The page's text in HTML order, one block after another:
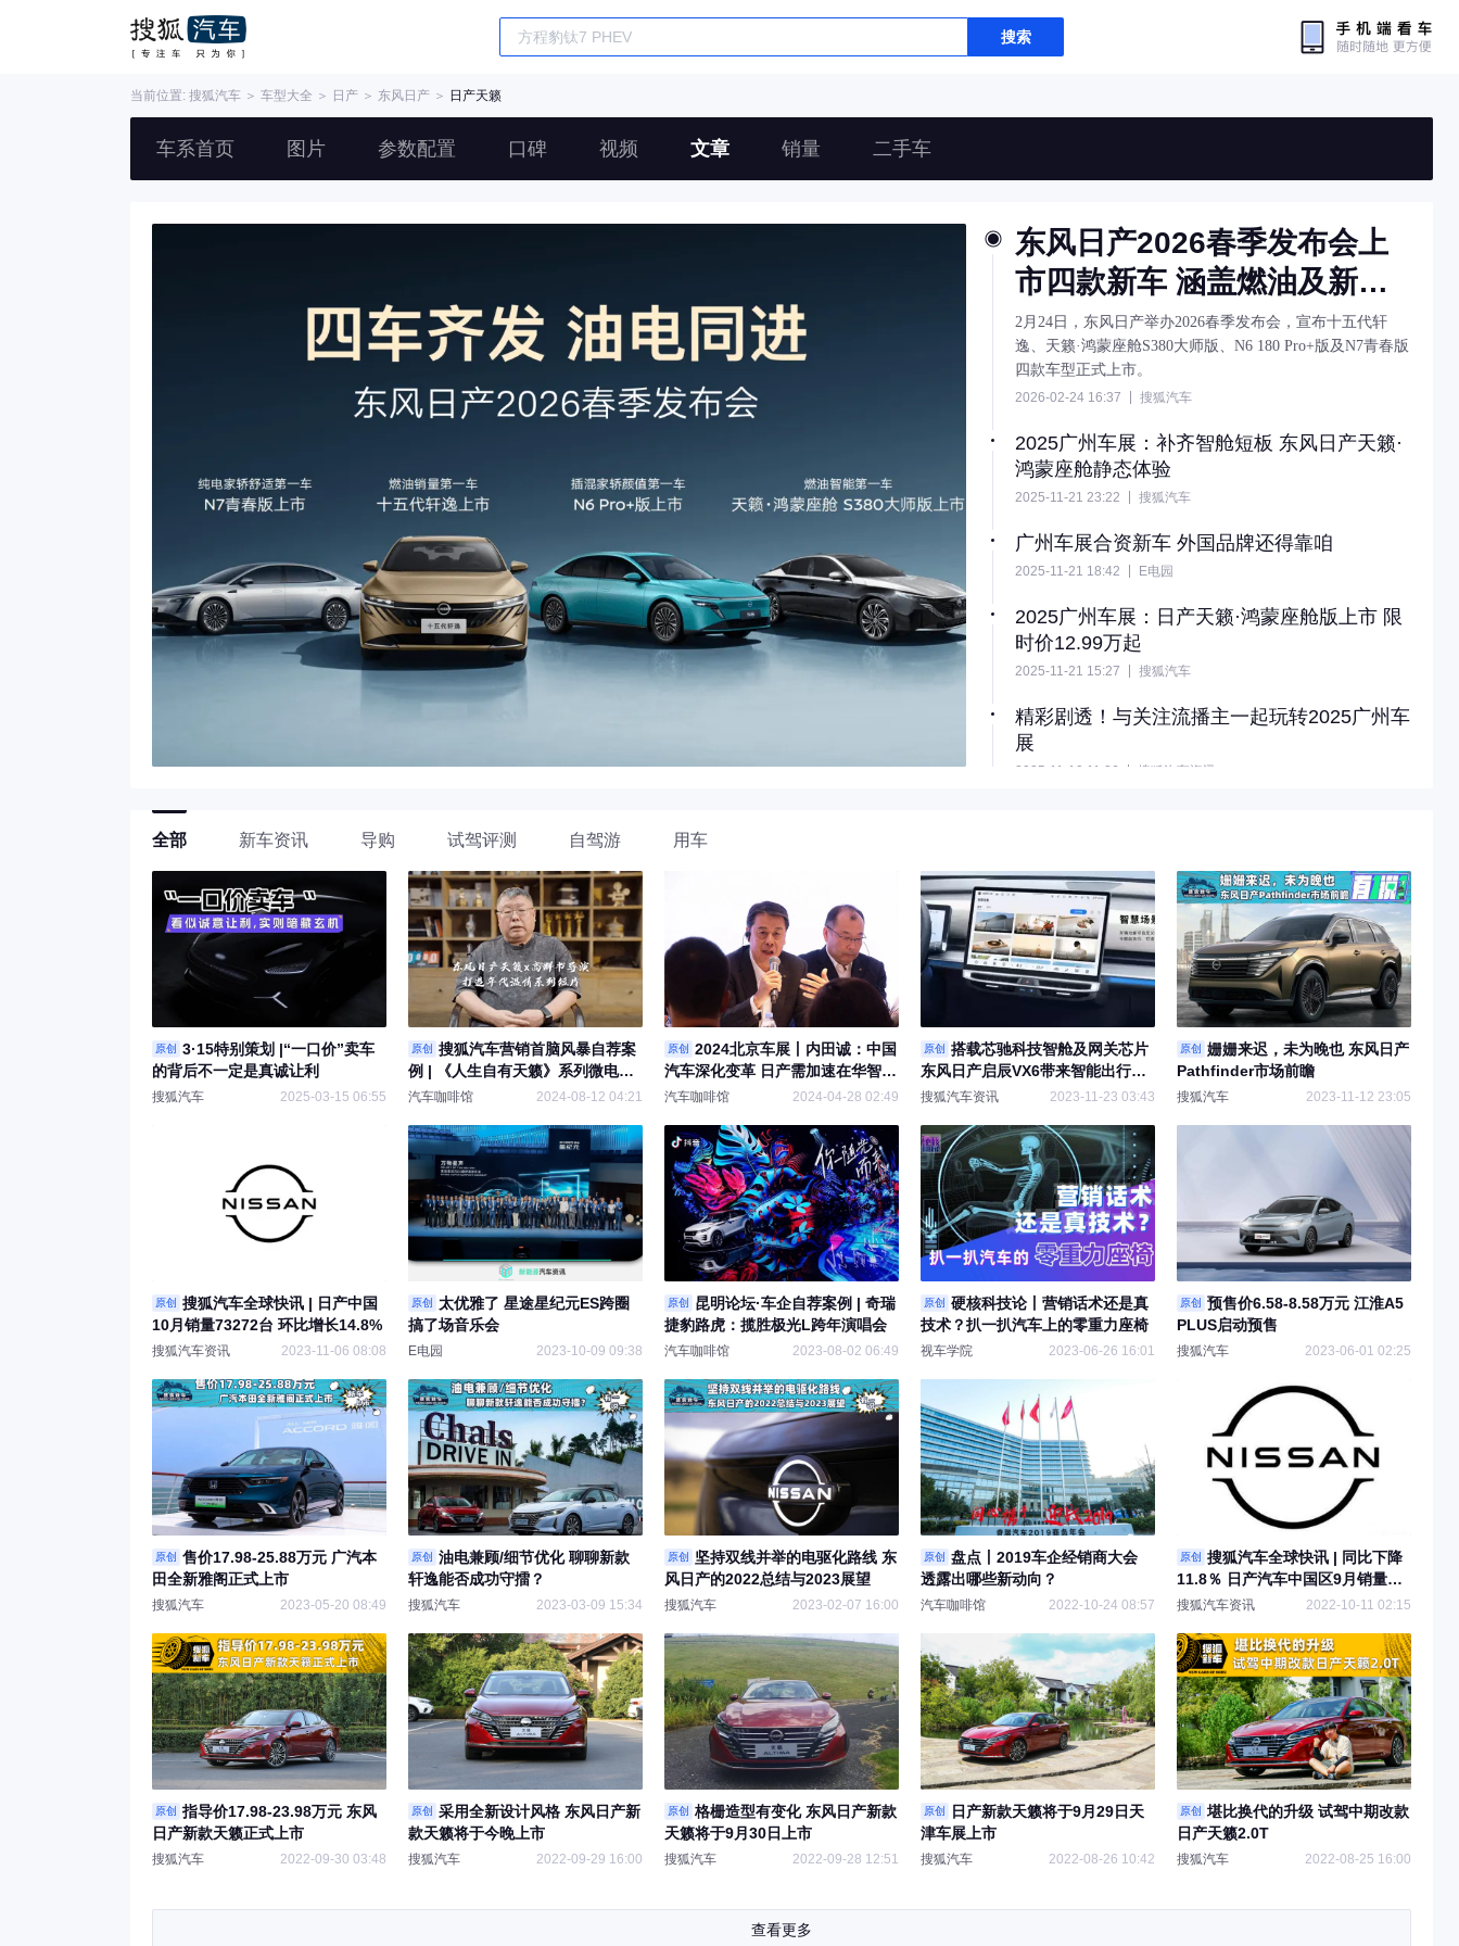
搜索
当前位置: 搜狐汽车 ＞ 车型大全 ＞ 日产 ＞ 东风日产 ＞ 日产天籁
车系首页 图片 参数配置 口碑 视频 文章 销量 二手车
东风日产2026春季发布会上
市四款新车 涵盖燃油及新能
源车型
2月24日，东风日产举办2026春季发布会，宣布十五代轩
逸、天籁·鸿蒙座舱S380大师版、N6 180 Pro+版及N7青春版
四款车型正式上市。
2026-02-24 16:37 搜狐汽车
2025广州车展：补齐智舱短板 东风日产天籁·
鸿蒙座舱静态体验
传统合资油车怎么做智能化？东风日产天籁·鸿蒙座舱给出
款，也是很多合资日系流行的做法——外观内饰升级，大刀
阔斧地动一下智能座舱部分，不过这次天籁选择和华为进行
2025-11-21 23:22 搜狐汽车
广州车展合资新车 外国品牌还得靠咱
我是研究明白一件事儿，合资新能源车想转型，你不交中国
2025-11-21 18:42 E电园
2025广州车展：日产天籁·鸿蒙座舱版上市 限
时价12.99万起
在2025广州车展上，日产天籁·鸿蒙座舱版正式上市，新车
12.99-15.79万元。作为二次中期改款版本，新车主要针对外
观与内饰进行了设计调整和配置升级，并会搭载华为鸿蒙座
舱HarmonySpace 5。
2025-11-21 15:27 搜狐汽车
精彩剧透！与关注流播主一起玩转2025广州车
展
2025-11-19 11:26 搜狐汽车资讯
全部 新车资讯 导购 试驾评测 自驾游 用车
原创
3·15特别策划 |“一口价”卖车
的背后不一定是真诚让利
搜狐汽车 2025-03-15 06:55
原创
搜狐汽车营销首脑风暴自荐案
例 | 《人生自有天籁》系列微电影
营销传播项目
汽车咖啡馆 2024-08-12 04:21
原创
2024北京车展丨内田诚：中国
汽车深化变革 日产需加速在华智能
化、电驱化转型
汽车咖啡馆 2024-04-28 02:49
原创
搭载芯驰科技智舱及网关芯片
东风日产启辰VX6带来智能出行新
体验
搜狐汽车资讯 2023-11-23 03:43
原创
姗姗来迟，未为晚也 东风日产
Pathfinder市场前瞻
搜狐汽车 2023-11-12 23:05
原创
搜狐汽车全球快讯 | 日产中国
10月销量73272台 环比增长14.8%
搜狐汽车资讯 2023-11-06 08:08
原创
太优雅了 星途星纪元ES跨圈
搞了场音乐会
E电园 2023-10-09 09:38
原创
昆明论坛·车企自荐案例 | 奇瑞
捷豹路虎：揽胜极光L跨年演唱会
汽车咖啡馆 2023-08-02 06:49
原创
硬核科技论丨营销话术还是真
技术？扒一扒汽车上的零重力座椅
视车学院 2023-06-26 16:01
原创
预售价6.58-8.58万元 江淮A5
PLUS启动预售
搜狐汽车 2023-06-01 02:25
原创
售价17.98-25.88万元 广汽本
田全新雅阁正式上市
搜狐汽车 2023-05-20 08:49
原创
油电兼顾/细节优化 聊聊新款
轩逸能否成功守擂？
搜狐汽车 2023-03-09 15:34
原创
坚持双线并举的电驱化路线 东
风日产的2022总结与2023展望
搜狐汽车 2023-02-07 16:00
原创
盘点丨2019车企经销商大会
透露出哪些新动向？
汽车咖啡馆 2022-10-24 08:57
原创
搜狐汽车全球快讯 | 同比下降
11.8％ 日产汽车中国区9月销量
92071台
搜狐汽车资讯 2022-10-11 02:15
原创
指导价17.98-23.98万元 东风
日产新款天籁正式上市
搜狐汽车 2022-09-30 03:48
原创
采用全新设计风格 东风日产新
款天籁将于今晚上市
搜狐汽车 2022-09-29 16:00
原创
格栅造型有变化 东风日产新款
天籁将于9月30日上市
搜狐汽车 2022-09-28 12:51
原创
日产新款天籁将于9月29日天
津车展上市
搜狐汽车 2022-08-26 10:42
原创
堪比换代的升级 试驾中期改款
日产天籁2.0T
搜狐汽车 2022-08-25 16:00
查看更多